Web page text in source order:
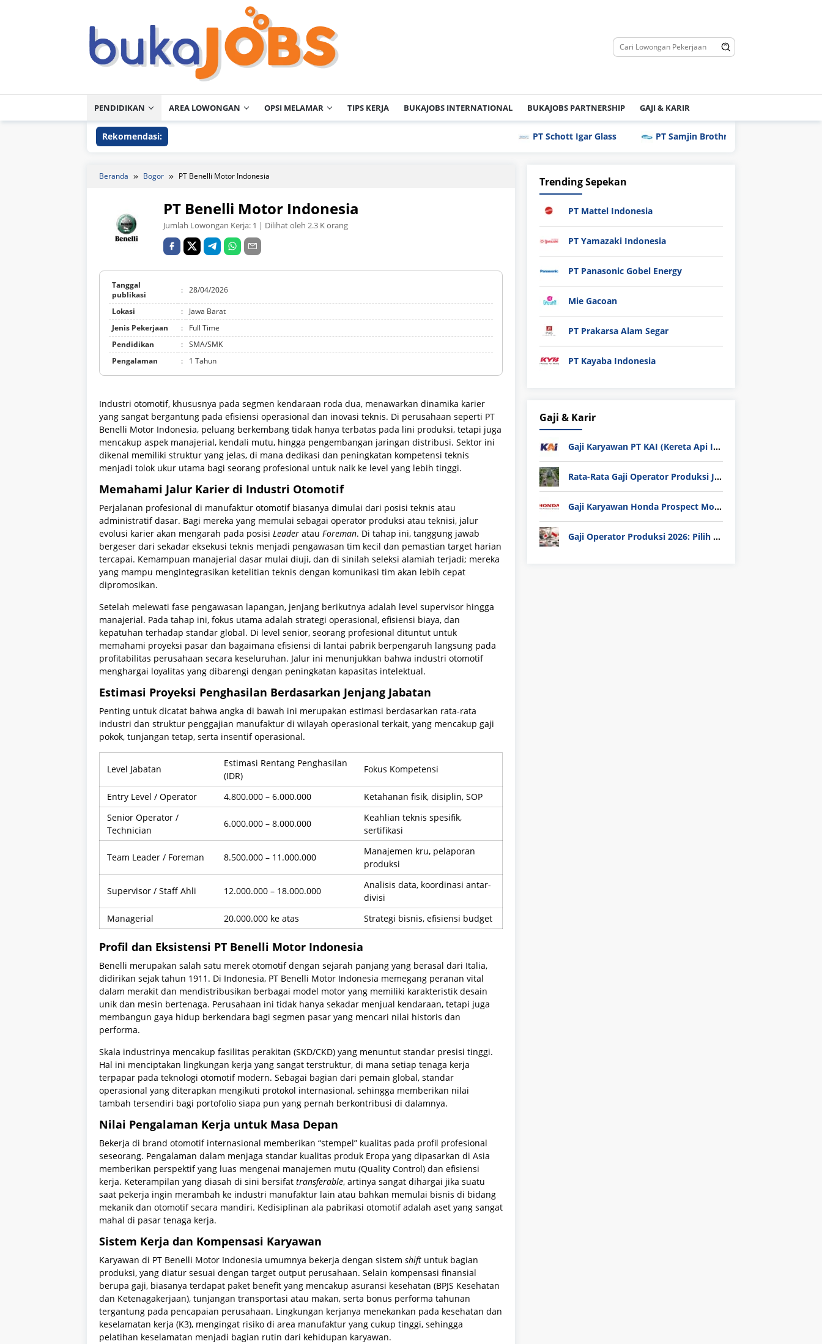
PENDIDIKAN AREA LOWONGAN OPSI MELAMAR TIPS KERJA BUKAJOBS INTERNATIONAL BUKAJOBS PARTNERSHIP GAJI & KARIR
Rekomendasi: PT Schott Igar Glass PT Samjin Brothread Indonesia
Beranda Bogor PT Benelli Motor Indonesia
PT Benelli Motor Indonesia
Jumlah Lowongan Kerja: 1 | Dilihat oleh 2.3 K orang
Tanggal
publikasi
: 28/04/2026
Lokasi :
Jawa Barat
Jenis Pekerjaan
:
Full Time
Pendidikan
: SMA/SMK
Pengalaman
: 1 Tahun
Industri otomotif, khususnya pada segmen kendaraan roda dua, menawarkan dinamika karier
yang sangat bergantung pada efisiensi operasional dan inovasi teknis. Di perusahaan seperti PT
Benelli Motor Indonesia, peluang berkembang tidak hanya terbatas pada lini produksi, tetapi juga
mencakup aspek manajerial, kendali mutu, hingga pengembangan jaringan distribusi. Sektor ini
dikenal memiliki struktur yang jelas, di mana dedikasi dan peningkatan kompetensi teknis
menjadi tolok ukur utama bagi seorang profesional untuk naik ke level yang lebih tinggi.
Memahami Jalur Karier di Industri Otomotif
Perjalanan profesional di manufaktur otomotif biasanya dimulai dari posisi teknis atau
administratif dasar. Bagi mereka yang memulai sebagai operator produksi atau teknisi, jalur
evolusi karier akan mengarah pada posisi Leader atau Foreman. Di tahap ini, tanggung jawab
bergeser dari sekadar eksekusi teknis menjadi pengawasan tim kecil dan pemastian target harian
tercapai. Kemampuan manajerial dasar mulai diuji, dan di sinilah seleksi alamiah terjadi; mereka
yang mampu mengintegrasikan ketelitian teknis dengan komunikasi tim akan lebih cepat
dipromosikan.
Setelah melewati fase pengawasan lapangan, jenjang berikutnya adalah level supervisor hingga
manajerial. Pada tahap ini, fokus utama adalah strategi operasional, efisiensi biaya, dan
kepatuhan terhadap standar global. Di level senior, seorang profesional dituntut untuk
memahami proyeksi pasar dan bagaimana efisiensi di lantai pabrik berpengaruh langsung pada
profitabilitas perusahaan secara keseluruhan. Jalur ini menunjukkan bahwa industri otomotif
menghargai loyalitas yang dibarengi dengan peningkatan kapasitas intelektual.
Estimasi Proyeksi Penghasilan Berdasarkan Jenjang Jabatan
Penting untuk dicatat bahwa angka di bawah ini merupakan estimasi berdasarkan rata-rata
industri dan struktur penggajian manufaktur di wilayah operasional terkait, yang mencakup gaji
pokok, tunjangan tetap, serta insentif operasional.
Level Jabatan
Estimasi Rentang Penghasilan
(IDR)
Fokus Kompetensi
Entry Level / Operator 4.800.000 – 6.000.000
Ketahanan fisik, disiplin, SOP
Senior Operator /
Technician
6.000.000 – 8.000.000
Keahlian teknis spesifik,
sertifikasi
Team Leader / Foreman 8.500.000 – 11.000.000
Manajemen kru, pelaporan
produksi
Supervisor / Staff Ahli 12.000.000 – 18.000.000
Analisis data, koordinasi antar-
divisi
Managerial
20.000.000 ke atas Strategi bisnis, efisiensi budget
Profil dan Eksistensi PT Benelli Motor Indonesia
Benelli merupakan salah satu merek otomotif dengan sejarah panjang yang berasal dari Italia,
didirikan sejak tahun 1911. Di Indonesia, PT Benelli Motor Indonesia memegang peranan vital
dalam merakit dan mendistribusikan berbagai model motor yang memiliki karakteristik desain
unik dan mesin bertenaga. Perusahaan ini tidak hanya sekadar menjual kendaraan, tetapi juga
membangun gaya hidup berkendara bagi segmen pasar yang mencari nilai historis dan
performa.
Skala industrinya mencakup fasilitas perakitan (SKD/CKD) yang menuntut standar presisi tinggi.
Hal ini menciptakan lingkungan kerja yang sangat terstruktur, di mana setiap tenaga kerja
terpapar pada teknologi otomotif modern. Sebagai bagian dari pemain global, standar
operasional yang diterapkan mengikuti protokol internasional, sehingga memberikan nilai
tambah tersendiri bagi portofolio siapa pun yang pernah berkontribusi di dalamnya.
Nilai Pengalaman Kerja untuk Masa Depan
Bekerja di brand otomotif internasional memberikan “stempel” kualitas pada profil profesional
seseorang. Pengalaman dalam menjaga standar kualitas produk Eropa yang dipasarkan di Asia
memberikan perspektif yang luas mengenai manajemen mutu (Quality Control) dan efisiensi
kerja. Keterampilan yang diasah di sini bersifat transferable, artinya sangat dihargai jika suatu
saat pekerja ingin merambah ke industri manufaktur lain atau bahkan memulai bisnis di bidang
mekanik dan otomotif secara mandiri. Kedisiplinan ala pabrikasi otomotif adalah aset yang sangat
mahal di pasar tenaga kerja.
Sistem Kerja dan Kompensasi Karyawan
Karyawan di PT Benelli Motor Indonesia umumnya bekerja dengan sistem shift untuk bagian
produksi, yang diatur sesuai dengan target output perusahaan. Selain kompensasi finansial
berupa gaji, biasanya terdapat paket benefit yang mencakup asuransi kesehatan (BPJS Kesehatan
dan Ketenagakerjaan), tunjangan transportasi atau makan, serta bonus performa tahunan
tergantung pada pencapaian perusahaan. Lingkungan kerjanya menekankan pada kesehatan dan
keselamatan kerja (K3), mengingat risiko di area manufaktur yang cukup tinggi, sehingga
pelatihan keselamatan menjadi bagian rutin dari kehidupan karyawan.
Trending Sepekan
PT Mattel Indonesia
PT Yamazaki Indonesia
PT Panasonic Gobel Energy
Mie Gacoan
PT Prakarsa Alam Segar
PT Kayaba Indonesia
Gaji & Karir
Gaji Karyawan PT KAI (Kereta Api Indonesia) Update 2025
Rata-Rata Gaji Operator Produksi Jabodetabek 2025: Bedah Tuntas UMK, Lemburan, dan Realita Hidup Buruh
Gaji Karyawan Honda Prospect Motor Semua Divisi
Gaji Operator Produksi 2026: Pilih PT Astra Honda Motor (AHM) atau Manufaktur di Jepang?